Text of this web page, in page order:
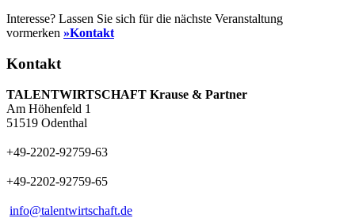
Interesse? Lassen Sie sich für die nächste Veranstaltung
vormerken »Kontakt
Kontakt
TALENTWIRTSCHAFT Krause & Partner
Am Höhenfeld 1
51519 Odenthal
+49-2202-92759-63
+49-2202-92759-65
info@talentwirtschaft.de